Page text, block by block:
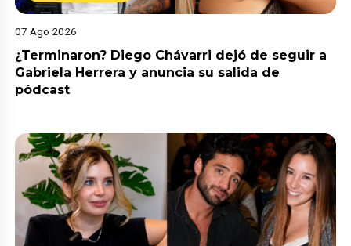
07 Ago 2026
¿Terminaron? Diego Chávarri dejó de seguir a
Gabriela Herrera y anuncia su salida de
pódcast